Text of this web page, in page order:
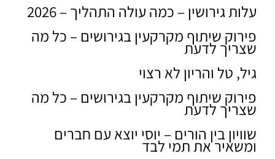
עלות גירושין – כמה עולה התהליך – 2026
פירוק שיתוף מקרקעין בגירושים – כל מה
שצריך לדעת
גיל, טל והריון לא רצוי
פירוק שיתוף מקרקעין בגירושים – כל מה
שצריך לדעת
שוויון בין הורים – יוסי יוצא עם חברים
ומשאיר את תמי לבד